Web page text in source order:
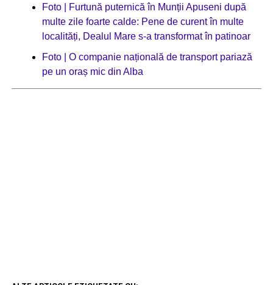
Foto | Furtună puternică în Munții Apuseni după
multe zile foarte calde: Pene de curent în multe
localități, Dealul Mare s-a transformat în patinoar
Foto | O companie națională de transport pariază
pe un oraș mic din Alba